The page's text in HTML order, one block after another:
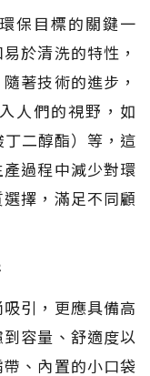
保目標的關鍵一
於清洗的特性，
著技術的進步，
人們的視野，如
丁二醇酯）等，這
過程中減少對環
擇，滿足不同顧
引，更應具備高
容量、舒適度以
、內置的小口袋